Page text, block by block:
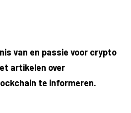
van en passie voor crypto
artikelen over
te informeren.